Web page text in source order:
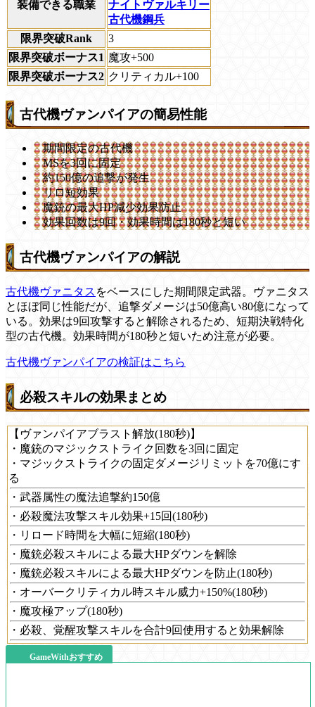
装備できる職業
ナイトヴァルキリー
古代機鋼兵
限界突破Rank
3
限界突破ボーナス1 魔攻+500
限界突破ボーナス2 クリティカル+100
古代機ヴァンパイアの簡易性能
期間限定の古代機
MSを3回に固定
約150億の追撃が発生
リロ短効果
魔銃の最大HP減少効果防止
効果回数は9回・効果時間は180秒と短い
古代機ヴァンパイアの解説
古代機ヴァニタス をベースにした期間限定武器。ヴァニタス
とほぼ同じ性能だが、追撃ダメージは50億高い80億になって
いる。効果は9回攻撃すると解除されるため、短期決戦特化
型の古代機。効果時間が180秒と短いため注意が必要。
古代機ヴァンパイアの検証はこちら
必殺スキルの効果まとめ
【ヴァンパイアブラスト解放(180秒)】
・魔銃のマジックストライク回数を3回に固定
・マジックストライクの固定ダメージリミットを70億にす
る
・武器属性の魔法追撃約150億
・必殺魔法攻撃スキル効果+15回(180秒)
・リロード時間を大幅に短縮(180秒)
・魔銃必殺スキルによる最大HPダウンを解除
・魔銃必殺スキルによる最大HPダウンを防止(180秒)
・オーバークリティカル時スキル威力+150%(180秒)
・魔攻極アップ(180秒)
・必殺、覚醒攻撃スキルを合計9回使用すると効果解除
GameWithおすすめ